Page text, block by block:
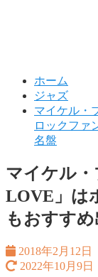
ホーム
ジャズ
マイケル・
ロックファ
名盤
マイケル
LOVE」は
もおすす
2018年2月12日
2022年10月9日